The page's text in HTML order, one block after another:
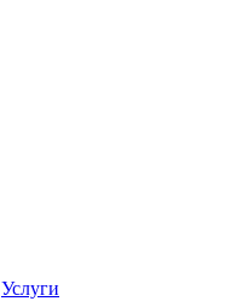
Услуги